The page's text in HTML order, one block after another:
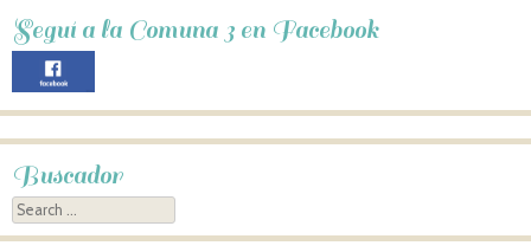
Seguí a la Comuna 3 en Facebook
Buscador
Search